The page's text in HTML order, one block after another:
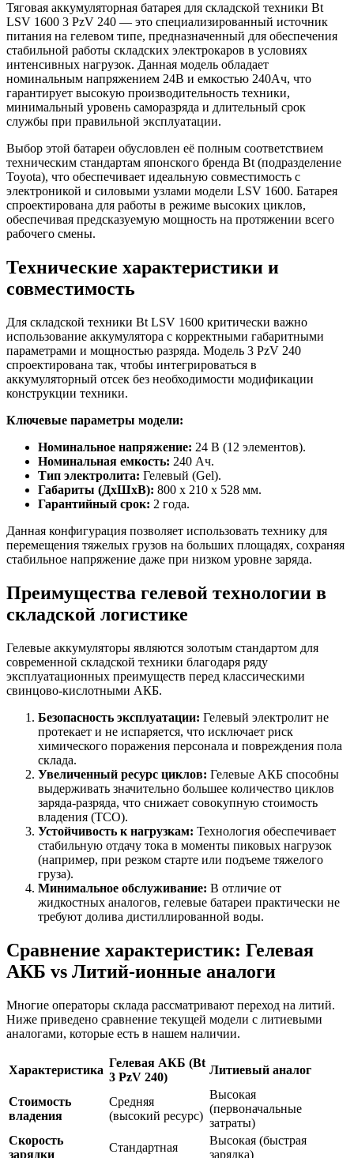
Тяговая аккумуляторная батарея для складской техники Bt
LSV 1600 3 PzV 240 — это специализированный источник
питания на гелевом типе, предназначенный для обеспечения
стабильной работы складских электрокаров в условиях
интенсивных нагрузок. Данная модель обладает
номинальным напряжением 24В и емкостью 240Ач, что
гарантирует высокую производительность техники,
минимальный уровень саморазряда и длительный срок
службы при правильной эксплуатации.
Выбор этой батареи обусловлен её полным соответствием
техническим стандартам японского бренда Bt (подразделение
Toyota), что обеспечивает идеальную совместимость с
электроникой и силовыми узлами модели LSV 1600. Батарея
спроектирована для работы в режиме высоких циклов,
обеспечивая предсказуемую мощность на протяжении всего
рабочего смены.
Технические характеристики и
совместимость
Для складской техники Bt LSV 1600 критически важно
использование аккумулятора с корректными габаритными
параметрами и мощностью разряда. Модель 3 PzV 240
спроектирована так, чтобы интегрироваться в
аккумуляторный отсек без необходимости модификации
конструкции техники.
Ключевые параметры модели:
Номинальное напряжение: 24 В (12 элементов).
Номинальная емкость: 240 Ач.
Тип электролита: Гелевый (Gel).
Габариты (ДхШхВ): 800 х 210 х 528 мм.
Гарантийный срок: 2 года.
Данная конфигурация позволяет использовать технику для
перемещения тяжелых грузов на больших площадях, сохраняя
стабильное напряжение даже при низком уровне заряда.
Преимущества гелевой технологии в
складской логистике
Гелевые аккумуляторы являются золотым стандартом для
современной складской техники благодаря ряду
эксплуатационных преимуществ перед классическими
свинцово-кислотными АКБ.
Безопасность эксплуатации: Гелевый электролит не
протекает и не испаряется, что исключает риск
химического поражения персонала и повреждения пола
склада.
Увеличенный ресурс циклов: Гелевые АКБ способны
выдерживать значительно большее количество циклов
заряда-разряда, что снижает совокупную стоимость
владения (TCO).
Устойчивость к нагрузкам: Технология обеспечивает
стабильную отдачу тока в моменты пиковых нагрузок
(например, при резком старте или подъеме тяжелого
груза).
Минимальное обслуживание: В отличие от
жидкостных аналогов, гелевые батареи практически не
требуют долива дистиллированной воды.
Сравнение характеристик: Гелевая
АКБ vs Литий-ионные аналоги
Многие операторы склада рассматривают переход на литий.
Ниже приведено сравнение текущей модели с литиевыми
аналогами, которые есть в нашем наличии.
Характеристика
Гелевая АКБ (Bt
3 PzV 240)
Литиевый аналог
Стоимость
владения
Средняя
(высокий ресурс)
Высокая
(первоначальные
затраты)
Скорость
зарядки
Стандартная
Высокая (быстрая
зарядка)